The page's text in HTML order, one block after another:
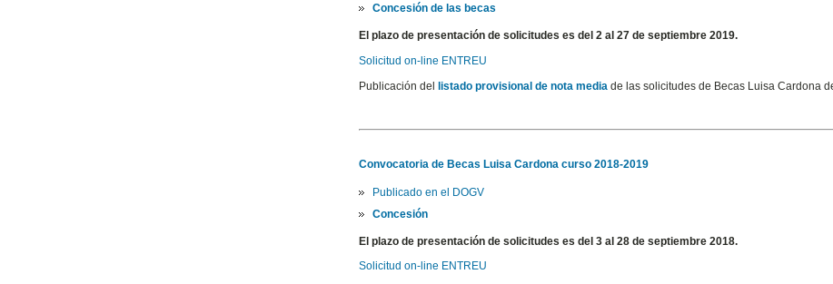
Concesión de las becas
El plazo de presentación de solicitudes es del 2 al 27 de septiembre 2019.
Solicitud on-line ENTREU
Publicación del listado provisional de nota media de las solicitudes de Becas Luisa Cardona
Convocatoria de Becas Luisa Cardona curso 2018-2019
Publicado en el DOGV
Concesión
El plazo de presentación de solicitudes es del 3 al 28 de septiembre 2018.
Solicitud on-line ENTREU